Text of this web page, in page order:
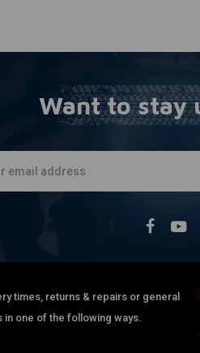
Gerben Tolman
wachten of er genoeg was om een
de dealer om het op te halen. Korte lijn, snel
Want to stay
times, returns & repairs or general
in one of the following ways.